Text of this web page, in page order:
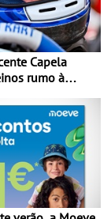
rumo à
e mira boa
Campeonato
2026
1 de Março e